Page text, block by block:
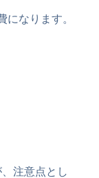
になります。
注意点とし